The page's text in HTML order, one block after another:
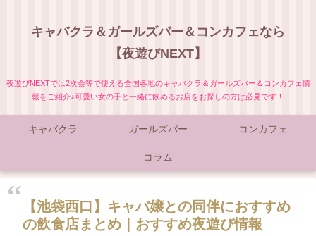
キャバクラ＆ガールズバー＆コンカフェなら
【夜遊びNEXT】
夜遊びNEXTでは2次会等で使える全国各地のキャバクラ＆ガールズバー＆コンカフェ情
報をご紹介♪可愛い女の子と一緒に飲めるお店をお探しの方は必見です！
キャバクラ ガールズバー コンカフェ
コラム
【池袋西口】キャバ嬢との同伴におすすめ
の飲食店まとめ｜おすすめ夜遊び情報